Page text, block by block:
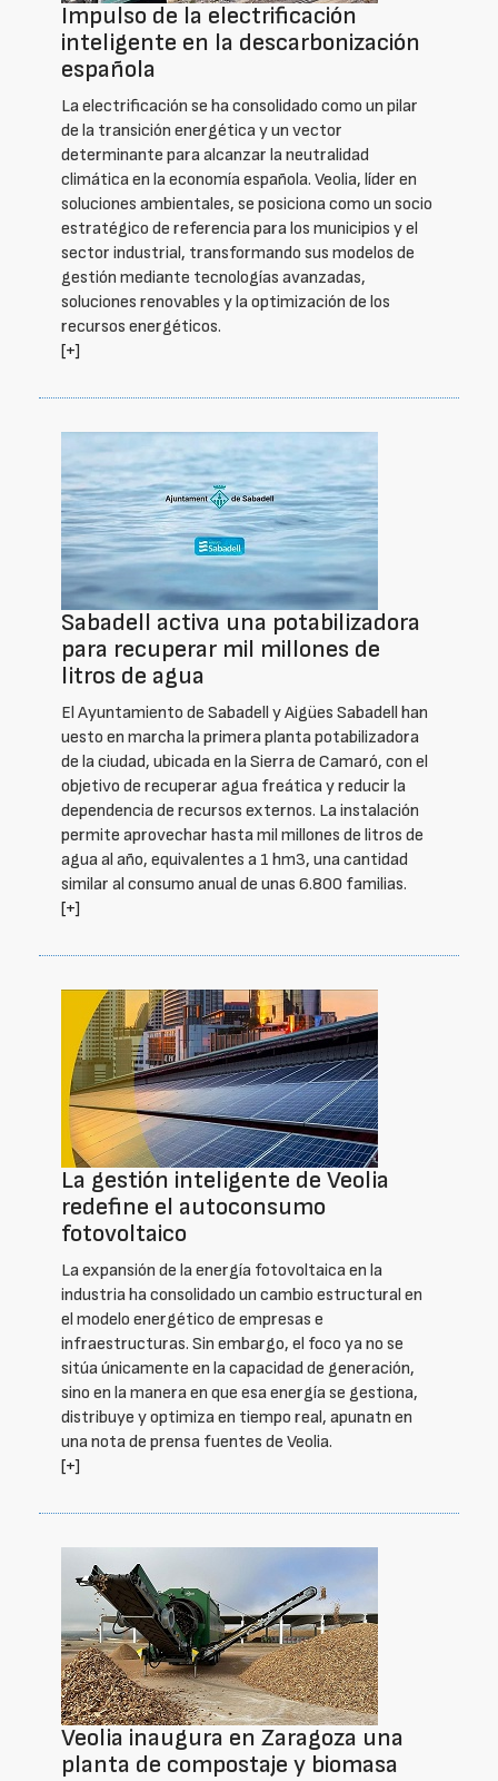
Impulso de la electrificación
inteligente en la descarbonización
española
La electrificación se ha consolidado como un pilar
de la transición energética y un vector
determinante para alcanzar la neutralidad
climática en la economía española. Veolia, líder en
soluciones ambientales, se posiciona como un socio
estratégico de referencia para los municipios y el
sector industrial, transformando sus modelos de
gestión mediante tecnologías avanzadas,
soluciones renovables y la optimización de los
recursos energéticos.
[+]
Sabadell activa una potabilizadora
para recuperar mil millones de
litros de agua
El Ayuntamiento de Sabadell y Aigües Sabadell han
uesto en marcha la primera planta potabilizadora
de la ciudad, ubicada en la Sierra de Camaró, con el
objetivo de recuperar agua freática y reducir la
dependencia de recursos externos. La instalación
permite aprovechar hasta mil millones de litros de
agua al año, equivalentes a 1 hm3, una cantidad
similar al consumo anual de unas 6.800 familias.
[+]
La gestión inteligente de Veolia
redefine el autoconsumo
fotovoltaico
La expansión de la energía fotovoltaica en la
industria ha consolidado un cambio estructural en
el modelo energético de empresas e
infraestructuras. Sin embargo, el foco ya no se
sitúa únicamente en la capacidad de generación,
sino en la manera en que esa energía se gestiona,
distribuye y optimiza en tiempo real, apunatn en
una nota de prensa fuentes de Veolia.
[+]
Veolia inaugura en Zaragoza una
planta de compostaje y biomasa